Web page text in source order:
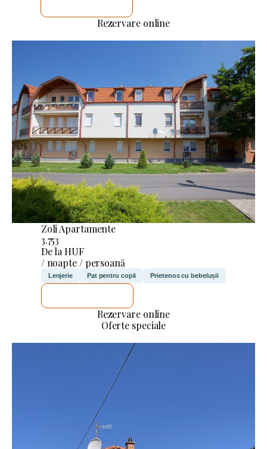
Rezervare online
Zoli Apartamente
3.753
De la HUF
/ noapte / persoană
Lenjerie Pat pentru copii Prietenos cu bebelușii
Rezervare online
Oferte speciale